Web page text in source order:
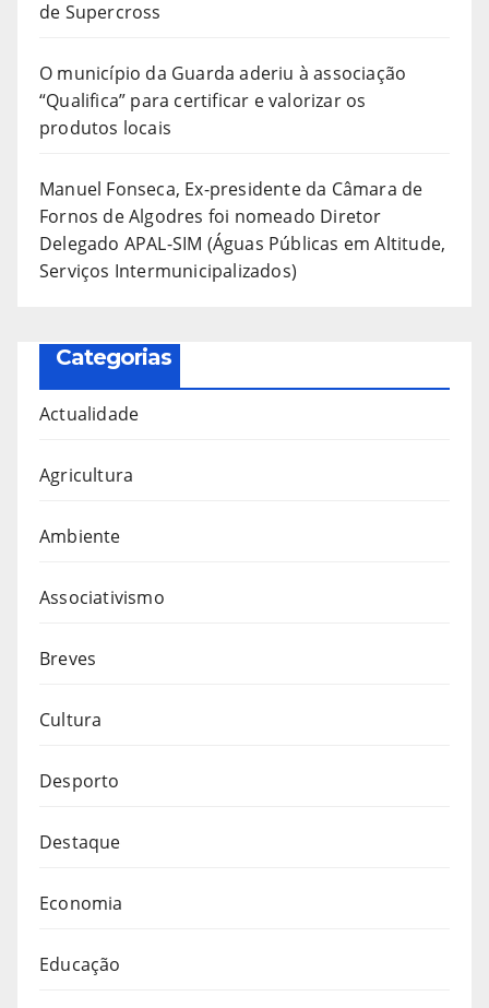
de Supercross
O município da Guarda aderiu à associação
“Qualifica” para certificar e valorizar os
produtos locais
Manuel Fonseca, Ex-presidente da Câmara de
Fornos de Algodres foi nomeado Diretor
Delegado APAL-SIM (Águas Públicas em Altitude,
Serviços Intermunicipalizados)
Categorias
Actualidade
Agricultura
Ambiente
Associativismo
Breves
Cultura
Desporto
Destaque
Economia
Educação